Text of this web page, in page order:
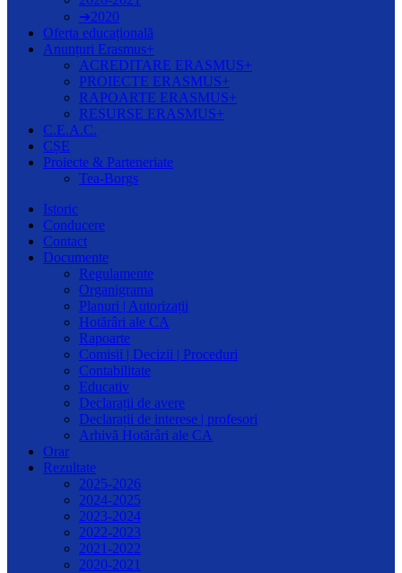
➔2020
Oferta educațională
Anunțuri Erasmus+
ACREDITARE ERASMUS+
PROIECTE ERASMUS+
RAPOARTE ERASMUS+
RESURSE ERASMUS+
C.E.A.C.
CȘE
Proiecte & Parteneriate
Tea-Borgs
Istoric
Conducere
Contact
Documente
Regulamente
Organigrama
Planuri | Autorizații
Hotărâri ale CA
Rapoarte
Comisii | Decizii | Proceduri
Contabilitate
Educativ
Declarații de avere
Declarații de interese | profesori
Arhivă Hotărâri ale CA
Orar
Rezultate
2025-2026
2024-2025
2023-2024
2022-2023
2021-2022
2020-2021